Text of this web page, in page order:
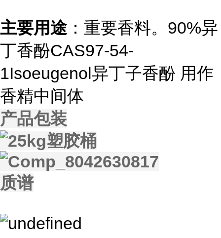
主要用途 ：重要香料。90%异
丁香酚CAS97-54-
1Isoeugenol异丁子香酚 用作
香精中间体
产品包装
质谱